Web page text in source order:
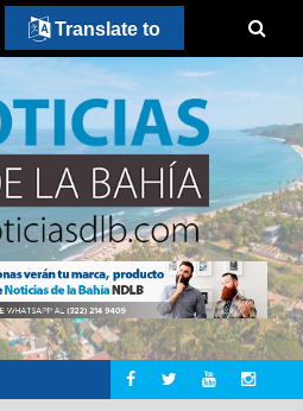
Translate to